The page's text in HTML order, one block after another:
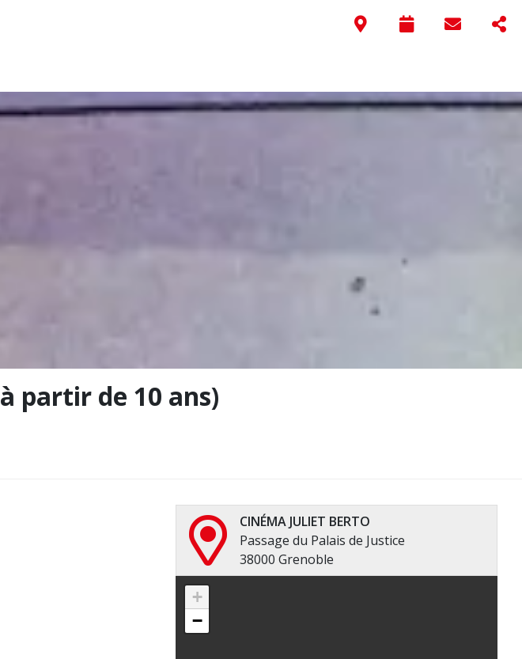
partir de 10 ans)
CINÉMA JULIET BERTO
Passage du Palais de Justice
38000 Grenoble
+
−